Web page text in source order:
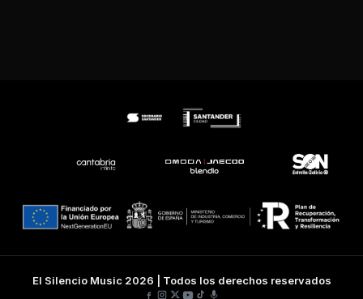
El Silencio Music 2026 | Todos los derechos reservados